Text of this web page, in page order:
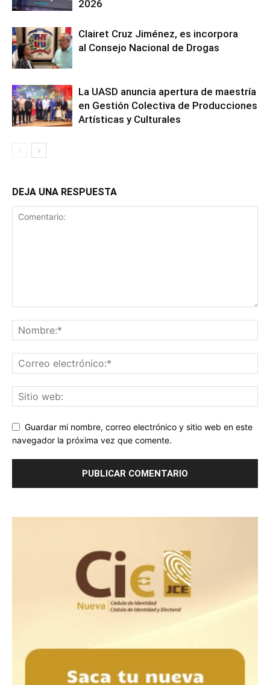
2026
Clairet Cruz Jiménez, es incorpora
al Consejo Nacional de Drogas
La UASD anuncia apertura de maestría
en Gestión Colectiva de Producciones
Artísticas y Culturales
DEJA UNA RESPUESTA
Guardar mi nombre, correo electrónico y sitio web en este
navegador la próxima vez que comente.